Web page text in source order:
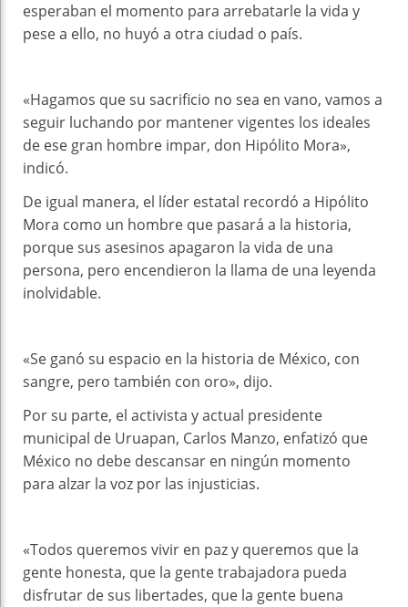
esperaban el momento para arrebatarle la vida y
pese a ello, no huyó a otra ciudad o país.
«Hagamos que su sacrificio no sea en vano, vamos a
seguir luchando por mantener vigentes los ideales
de ese gran hombre impar, don Hipólito Mora»,
indicó.
De igual manera, el líder estatal recordó a Hipólito
Mora como un hombre que pasará a la historia,
porque sus asesinos apagaron la vida de una
persona, pero encendieron la llama de una leyenda
inolvidable.
«Se ganó su espacio en la historia de México, con
sangre, pero también con oro», dijo.
Por su parte, el activista y actual presidente
municipal de Uruapan, Carlos Manzo, enfatizó que
México no debe descansar en ningún momento
para alzar la voz por las injusticias.
«Todos queremos vivir en paz y queremos que la
gente honesta, que la gente trabajadora pueda
disfrutar de sus libertades, que la gente buena